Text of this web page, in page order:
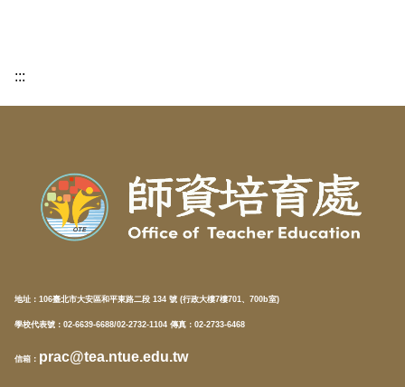
:::
地址： 106臺北市大安區和平東路二段 134 號 (行政大樓7樓701、700b室)
學校代表號：02-6639-6688/02-2732-1104 傳真：02-2733-6468
信箱 ： prac@tea.ntue.edu.tw